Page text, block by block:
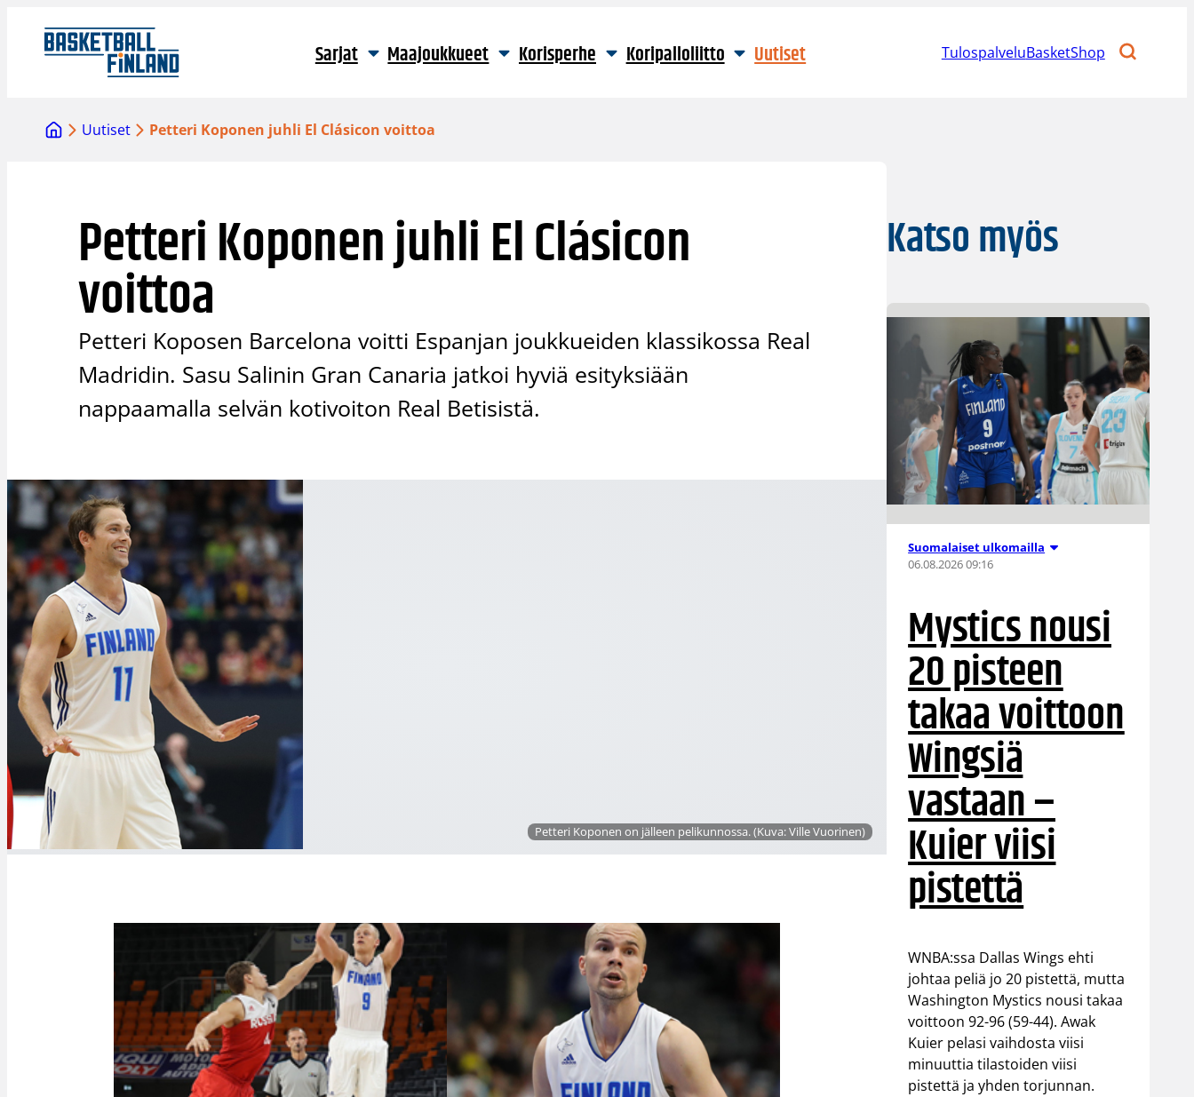
sisältöön
Sarjat Maajoukkueet Korisperhe Koripalloliitto Uutiset TulospalveluBasketShop
Uutiset Petteri Koponen juhli El Clásicon voittoa
Petteri Koponen juhli El Clásicon
voittoa
Petteri Koposen Barcelona voitti Espanjan joukkueiden klassikossa Real
Madridin. Sasu Salinin Gran Canaria jatkoi hyviä esityksiään
nappaamalla selvän kotivoiton Real Betisistä.
Petteri Koponen on jälleen pelikunnossa. (Kuva: Ville Vuorinen)
Katso myös
Suomalaiset ulkomailla
06.08.2026 09:16
Mystics nousi
20 pisteen
takaa voittoon
Wingsiä
vastaan –
Kuier viisi
pistettä
WNBA:ssa Dallas Wings ehti
johtaa peliä jo 20 pistettä, mutta
Washington Mystics nousi takaa
voittoon 92-96 (59-44). Awak
Kuier pelasi vaihdosta viisi
minuuttia tilastoiden viisi
pistettä ja yhden torjunnan.